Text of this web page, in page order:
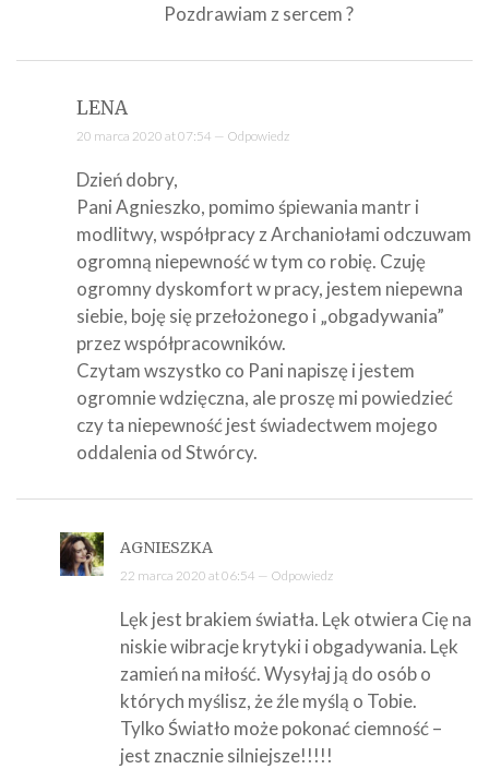
Pozdrawiam z sercem ?
LENA
20 marca 2020 at 07:54 — Odpowiedz
Dzień dobry,
Pani Agnieszko, pomimo śpiewania mantr i
modlitwy, współpracy z Archaniołami odczuwam
ogromną niepewność w tym co robię. Czuję
ogromny dyskomfort w pracy, jestem niepewna
siebie, boję się przełożonego i „obgadywania”
przez współpracowników.
Czytam wszystko co Pani napiszę i jestem
ogromnie wdzięczna, ale proszę mi powiedzieć
czy ta niepewność jest świadectwem mojego
oddalenia od Stwórcy.
AGNIESZKA
22 marca 2020 at 06:54 — Odpowiedz
Lęk jest brakiem światła. Lęk otwiera Cię na
niskie wibracje krytyki i obgadywania. Lęk
zamień na miłość. Wysyłaj ją do osób o
których myślisz, że źle myślą o Tobie.
Tylko Światło może pokonać ciemność –
jest znacznie silniejsze!!!!!